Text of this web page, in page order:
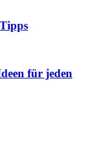
für jeden